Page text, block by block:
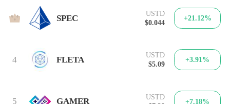
3 SPEC
USTD
$0.044
+21.12%
4 FLETA
USTD
$5.09
+3.91%
5 GAMER
USTD
+7.18%